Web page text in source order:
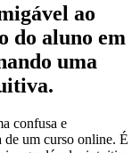
ao
do aluno em
uma
confusa e
de um curso online. É